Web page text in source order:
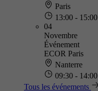
Paris
13:00 - 15:00
04
Novembre
Événement
ECOR Paris
Nanterre
09:30 - 14:00
Tous les événements